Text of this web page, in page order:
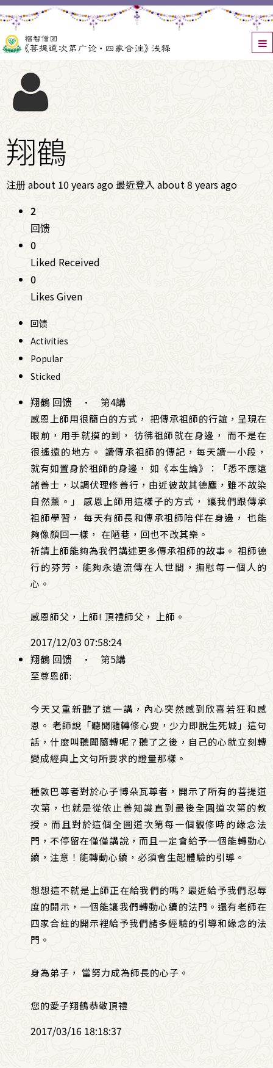
翔鶴
注册 about 10 years ago 最近登入 about 8 years ago
2
回馈
0
Liked Received
0
Likes Given
回馈
Activities
Popular
Sticked
翔鶴 回馈 · 第4講
感恩上師用很簡白的方式， 把傳承祖師的行誼，呈現在
眼前，用手就摸的到， 彷彿祖師就在身邊， 而不是在
很遙遠的地方。 讀傳承祖師的傳記，每天讀一小段，
就有如置身於祖師的身邊， 如《本生論》：「悉不應遠
諸善士，以調伏理修善行，由近彼故其德塵，雖不故染
自然薰。」 感恩上師用這樣子的方式， 讓我們跟傳承
祖師學習， 每天有師長和傳承祖師陪伴在身邊， 也能
夠像顏回一樣， 在陋巷，回也不改其樂。
祈請上師能夠為我們講述更多傳承祖師的故事。 祖師德
行的芬芳，能夠永遠流傳在人世間，撫慰每一個人的
心。
感恩師父，上師! 頂禮師父， 上師。
2017/12/03 07:58:24
翔鶴 回馈
· 第5講
至尊恩師:
今天又重新聽了這一講，內心突然感到欣喜若狂和感
恩。 老師說「聽聞隨轉修心要，少力即脫生死城」這句
話，什麼叫聽聞隨轉呢？聽了之後，自己的心就立刻轉
變成經典上文句所要求的證量那樣。
種敦巴尊者對於心子博朵瓦尊者，開示了所有的菩提道
次第，也就是從依止善知識直到最後全圓道次第的教
授。而且對於這個全圓道次第每一個觀修時的緣念法
門，不停留在僅僅講說，而且一定會給予一個能轉動心
續，注意！能轉動心續，必須會生起體驗的引導。
想想這不就是上師正在給我們的嗎? 最近給予我們忍辱
度的開示，一個能讓我們轉動心續的法門。還有老師在
四家合註的開示裡給予我們諸多經驗的引導和緣念的法
門。
身為弟子， 當努力成為師長的心子。
您的愛子翔鶴恭敬頂禮
2017/03/16 18:18:37